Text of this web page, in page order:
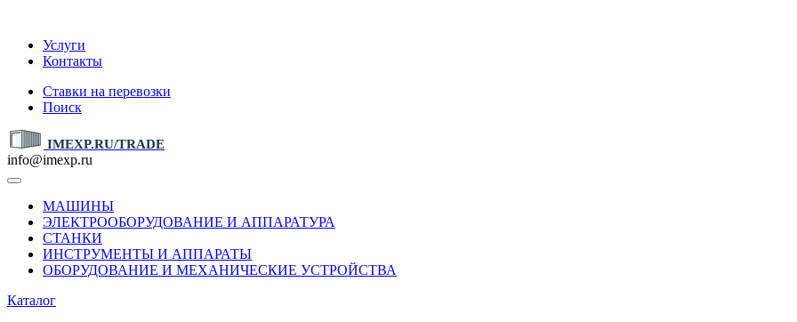
Услуги
Контакты
Ставки на перевозки
Поиск
IMEXP.RU/TRADE
info@imexp.ru
МАШИНЫ
ЭЛЕКТРООБОРУДОВАНИЕ И АППАРАТУРА
СТАНКИ
ИНСТРУМЕНТЫ И АППАРАТЫ
ОБОРУДОВАНИЕ И МЕХАНИЧЕСКИЕ УСТРОЙСТВА
Каталог